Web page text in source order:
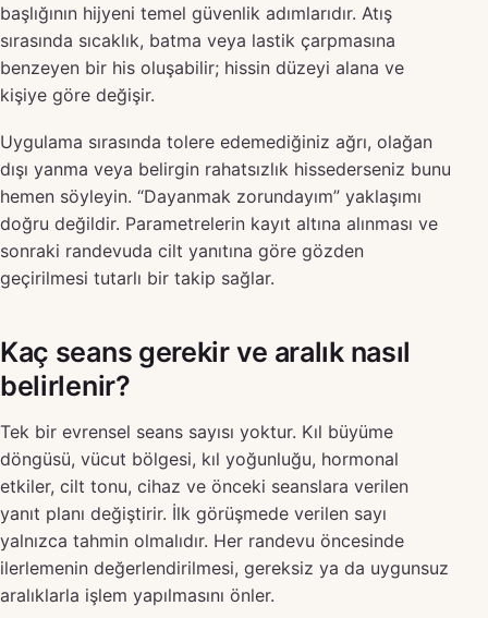
başlığının hijyeni temel güvenlik adımlarıdır. Atış
sırasında sıcaklık, batma veya lastik çarpmasına
benzeyen bir his oluşabilir; hissin düzeyi alana ve
kişiye göre değişir.
Uygulama sırasında tolere edemediğiniz ağrı, olağan
dışı yanma veya belirgin rahatsızlık hissederseniz bunu
hemen söyleyin. “Dayanmak zorundayım” yaklaşımı
doğru değildir. Parametrelerin kayıt altına alınması ve
sonraki randevuda cilt yanıtına göre gözden
geçirilmesi tutarlı bir takip sağlar.
Kaç seans gerekir ve aralık nasıl
belirlenir?
Tek bir evrensel seans sayısı yoktur. Kıl büyüme
döngüsü, vücut bölgesi, kıl yoğunluğu, hormonal
etkiler, cilt tonu, cihaz ve önceki seanslara verilen
yanıt planı değiştirir. İlk görüşmede verilen sayı
yalnızca tahmin olmalıdır. Her randevu öncesinde
ilerlemenin değerlendirilmesi, gereksiz ya da uygunsuz
aralıklarla işlem yapılmasını önler.